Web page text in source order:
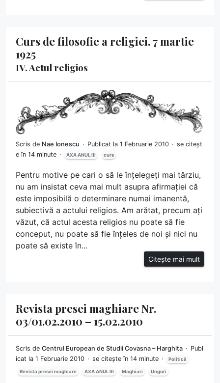
Curs de filosofie a religiei. 7 martie
1925
IV. Actul religios
Scris de Nae Ionescu Publicat la 1 Februarie 2010
se citeșt
e în 14 minute
AXA ANUL III curs
Pentru motive pe cari o să le înțelegeți mai târziu,
nu am insistat ceva mai mult asupra afirmației că
este imposibilă o determinare numai imanentă,
subiectivă a actului religios. Am arătat, precum ați
văzut, că actul acesta religios nu poate să fie
conceput, nu poate să fie înțeles de noi și nici nu
poate să existe în...
Citește mai mult
Revista presei maghiare Nr.
03/01.02.2010 – 15.02.2010
Scris de Centrul European de Studii Covasna – Harghita
Publ
icat la 1 Februarie 2010
se citește în 14 minute Politică
Revista presei maghiare AXA ANUL III Maghiari Unguri